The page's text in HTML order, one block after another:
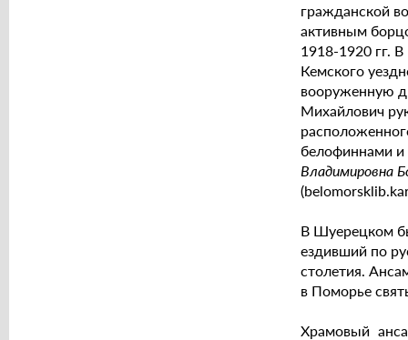
гражданской
активным
1918-1920 гг.
Кемского
вооруженную
Михайлович
белофиннами
Владимировна
В Шуерецком
ездивший по
столетия.
в Поморье
Храмовый